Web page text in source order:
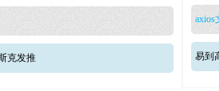
克发推
axios
易到